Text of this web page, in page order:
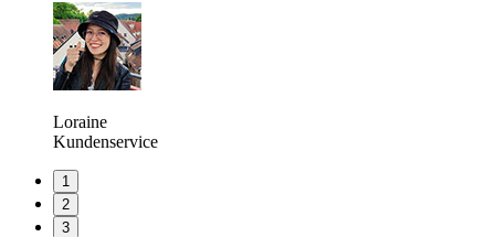
Loraine
Kundenservice
1
2
3